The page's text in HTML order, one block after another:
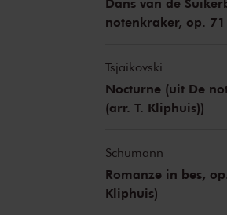
notenkraker, op.
Tsjaikovski
Nocturne (uit De
(arr. T. Kliphuis))
Schumann
Romanze in bes,
Kliphuis)